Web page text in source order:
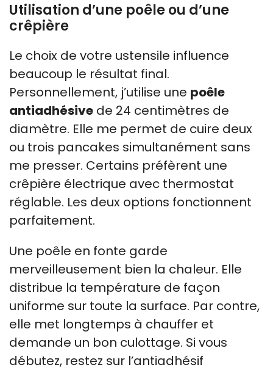
Utilisation d’une poêle ou d’une
crêpière
Le choix de votre ustensile influence
beaucoup le résultat final.
Personnellement, j’utilise une poêle
antiadhésive de 24 centimètres de
diamètre. Elle me permet de cuire deux
ou trois pancakes simultanément sans
me presser. Certains préfèrent une
crêpière électrique avec thermostat
réglable. Les deux options fonctionnent
parfaitement.
Une poêle en fonte garde
merveilleusement bien la chaleur. Elle
distribue la température de façon
uniforme sur toute la surface. Par contre,
elle met longtemps à chauffer et
demande un bon culottage. Si vous
débutez, restez sur l’antiadhésif